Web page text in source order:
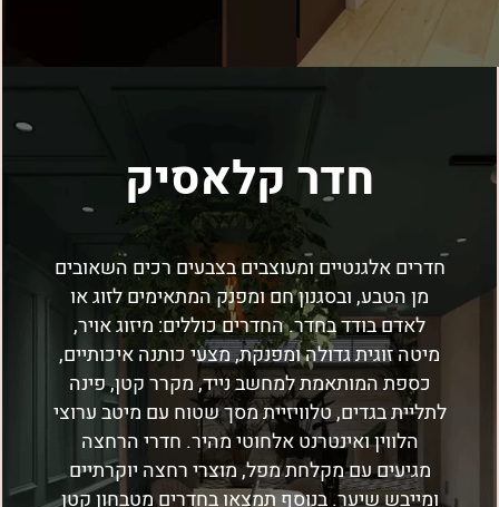
חדר קלאסיק
חדרים אלגנטיים ומעוצבים בצבעים רכים השאובים
מן הטבע, ובסגנון חם ומפנק המתאימים לזוג או
לאדם בודד בחדר. החדרים כוללים: מיזוג אויר,
מיטה זוגית גדולה ומפנקת, מצעי כותנה איכותיים,
כספת המותאמת למחשב נייד, מקרר קטן, פינה
לתליית בגדים, טלוויזיית מסך שטוח עם מיטב ערוצי
הלווין ואינטרנט אלחוטי מהיר. חדרי הרחצה
מגיעים עם מקלחת מפל, מוצרי רחצה יוקרתיים
ומייבש שיער. בנוסף תמצאו בחדרים מטבחון קטן